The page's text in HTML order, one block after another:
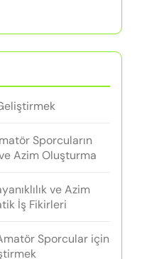
Sporcuların
ve Azim Oluşturma
ve Azim
İş Fikirleri
Sporcular için